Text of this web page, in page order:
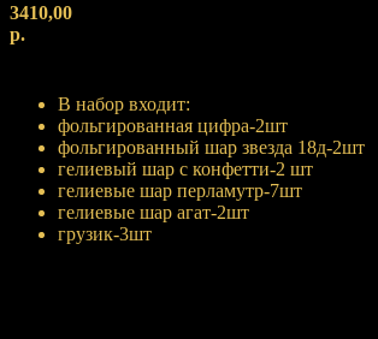
3410,00
р.
В набор входит:
фольгированная цифра-2шт
фольгированный шар звезда 18д-2шт
гелиевый шар с конфетти-2 шт
гелиевые шар перламутр-7шт
гелиевые шар агат-2шт
грузик-3шт